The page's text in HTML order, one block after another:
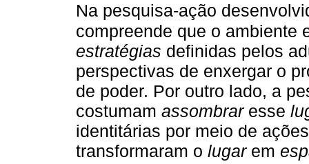
Na pesquisa-ação
compreende que o ambiente
estratégias definidas pelos
perspectivas de enxergar o
de poder. Por outro lado, a
costumam assombraresse
identitárias por meio de
transformaram o lugarem